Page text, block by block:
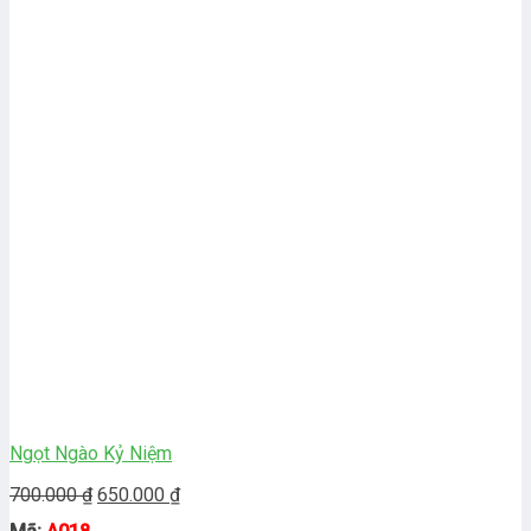
Ngọt Ngào Kỷ Niệm
700.000₫ Giá
650.000 ₫Giá